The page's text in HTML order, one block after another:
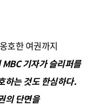
호한 여권까지
MBC기자가 슬리퍼를
하는 것도 한심하다.
의 단면을